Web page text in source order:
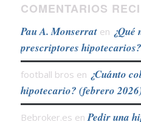
COMENTARIOS
Pau A. Monserraten ¿Qué
prescriptores hipotecarios?
football bros en ¿Cuánto
hipotecario? (febrero
Bebroker.es enPedir una